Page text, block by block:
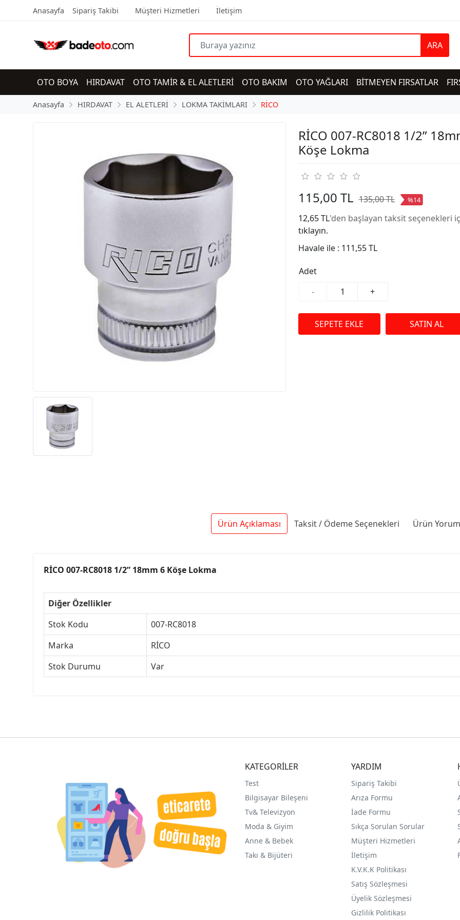
Anasayfa Sipariş Takibi Müşteri Hizmetleri İletişim
ARA
OTO BOYA HIRDAVAT OTO TAMİR & EL ALETLERİ OTO BAKIM OTO YAĞLARI BİTMEYEN FIRSATLAR
Anasayfa HIRDAVAT EL ALETLERİ LOKMA TAKİMLARI RİCO
RİCO 007-RC8018 1/2”
Köşe Lokma
115,00 TL 135,00 TL %14
12,65 TL'den başlayan taksit seçenekleri
tıklayın.
Havale ile : 111,55 TL
Adet
-
+
Ürün Açıklaması Taksit / Ödeme Seçenekleri Ürün
RİCO 007-RC8018 1/2” 18mm 6 Köşe Lokma
Diğer Özellikler
Stok Kodu
007-RC8018
Marka
RİCO
Stok Durumu
Var
KATEGORİLER
Test
Bilgisayar Bileşeni
Tv& Televizyon
Moda & Giyim
Anne & Bebek
Takı & Bijüteri
YARDIM
Sipariş Takibi
Arıza Formu
İade Formu
Sıkça Sorulan Sorular
Müşteri Hizmetleri
İletişim
K.V.K.K Politikası
Satış Sözleşmesi
Üyelik Sözleşmesi
Gizlilik Politikası